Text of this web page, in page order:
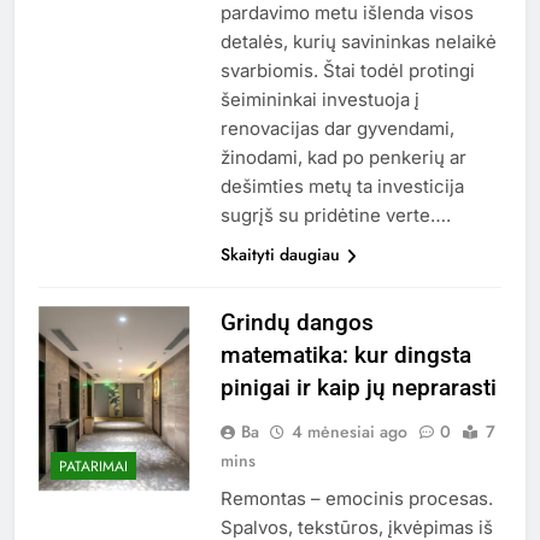
pardavimo metu išlenda visos
detalės, kurių savininkas nelaikė
svarbiomis. Štai todėl protingi
šeimininkai investuoja į
renovacijas dar gyvendami,
žinodami, kad po penkerių ar
dešimties metų ta investicija
sugrįš su pridėtine verte….
Skaityti daugiau
PATARIMAI
Grindų dangos
matematika: kur dingsta
pinigai ir kaip jų neprarasti
Ba 4 mėnesiai ago 0
7
mins
Remontas – emocinis procesas.
Spalvos, tekstūros, įkvėpimas iš